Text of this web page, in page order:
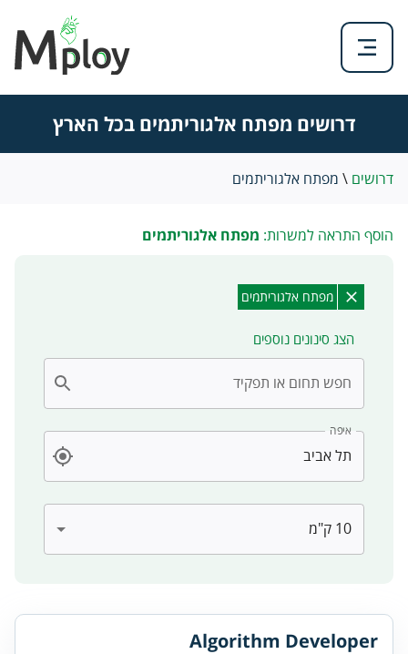
דרושים מפתח אלגוריתמים בכל הארץ
דרושים \ מפתח אלגוריתמים
הוסף התראה למשרות: מפתח אלגוריתמים
מפתח אלגוריתמים
הצג סינונים נוספים
חפש תחום או תפקיד
איפה
Algorithm Developer